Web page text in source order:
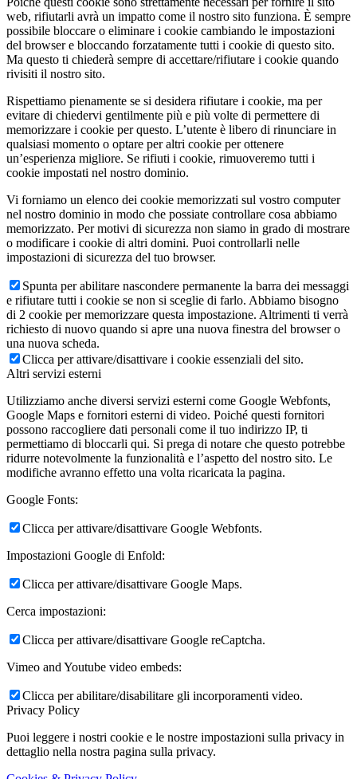
web, rifiutarli avrà un impatto come il nostro sito funziona. È sempre
possibile bloccare o eliminare i cookie cambiando le impostazioni
del browser e bloccando forzatamente tutti i cookie di questo sito.
Ma questo ti chiederà sempre di accettare/rifiutare i cookie quando
rivisiti il nostro sito.
Rispettiamo pienamente se si desidera rifiutare i cookie, ma per
evitare di chiedervi gentilmente più e più volte di permettere di
memorizzare i cookie per questo. L’utente è libero di rinunciare in
qualsiasi momento o optare per altri cookie per ottenere
un’esperienza migliore. Se rifiuti i cookie, rimuoveremo tutti i
cookie impostati nel nostro dominio.
Vi forniamo un elenco dei cookie memorizzati sul vostro computer
nel nostro dominio in modo che possiate controllare cosa abbiamo
memorizzato. Per motivi di sicurezza non siamo in grado di mostrare
o modificare i cookie di altri domini. Puoi controllarli nelle
impostazioni di sicurezza del tuo browser.
Spunta per abilitare nascondere permanente la barra dei messaggi
e rifiutare tutti i cookie se non si sceglie di farlo. Abbiamo bisogno
di 2 cookie per memorizzare questa impostazione. Altrimenti ti verrà
richiesto di nuovo quando si apre una nuova finestra del browser o
una nuova scheda.
Clicca per attivare/disattivare i cookie essenziali del sito.
Altri servizi esterni
Utilizziamo anche diversi servizi esterni come Google Webfonts,
Google Maps e fornitori esterni di video. Poiché questi fornitori
possono raccogliere dati personali come il tuo indirizzo IP, ti
permettiamo di bloccarli qui. Si prega di notare che questo potrebbe
ridurre notevolmente la funzionalità e l’aspetto del nostro sito. Le
modifiche avranno effetto una volta ricaricata la pagina.
Google Fonts:
Clicca per attivare/disattivare Google Webfonts.
Impostazioni Google di Enfold:
Clicca per attivare/disattivare Google Maps.
Cerca impostazioni:
Clicca per attivare/disattivare Google reCaptcha.
Vimeo and Youtube video embeds:
Clicca per abilitare/disabilitare gli incorporamenti video.
Privacy Policy
Puoi leggere i nostri cookie e le nostre impostazioni sulla privacy in
dettaglio nella nostra pagina sulla privacy.